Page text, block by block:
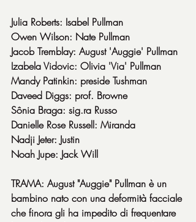
Julia Roberts: Isabel Pullman
Owen Wilson: Nate Pullman
Jacob Tremblay: August 'Auggie' Pullman
Izabela Vidovic: Olivia 'Via' Pullman
Mandy Patinkin: preside Tushman
Daveed Diggs: prof. Browne
Sônia Braga: sig.ra Russo
Danielle Rose Russell: Miranda
Nadji Jeter: Justin
Noah Jupe: Jack Will
TRAMA: August "Auggie" Pullman è un
bambino nato con una deformità facciale
che finora gli ha impedito di frequentare